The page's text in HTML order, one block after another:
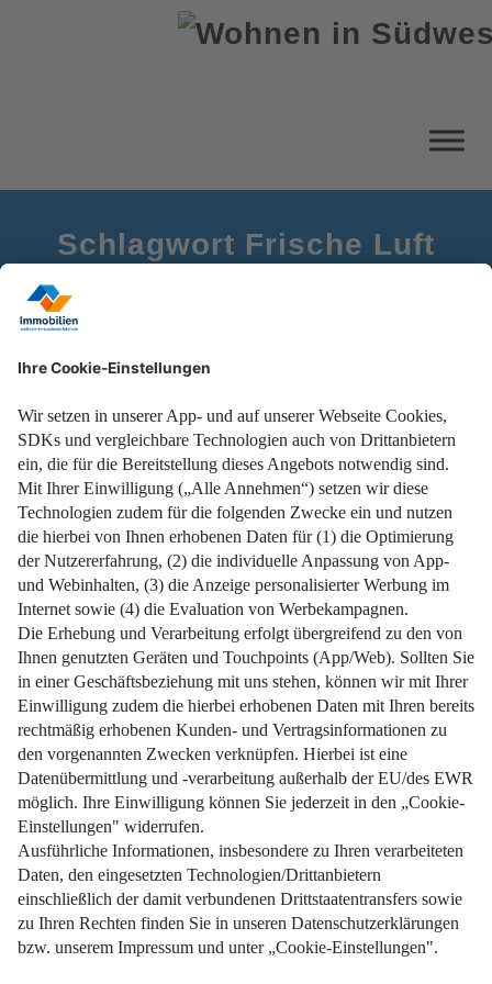
Schlagwort Frische Luft
Energie sparen und Schimmelbildung vermeiden!
Weiterlesen
Impressum Datenschutz Nutzungsbedingungen
Pflichtinformationen AGB Über uns Bildquellen
Barrierefreiheit Widerrufsformular
Cookie-Einstellungen